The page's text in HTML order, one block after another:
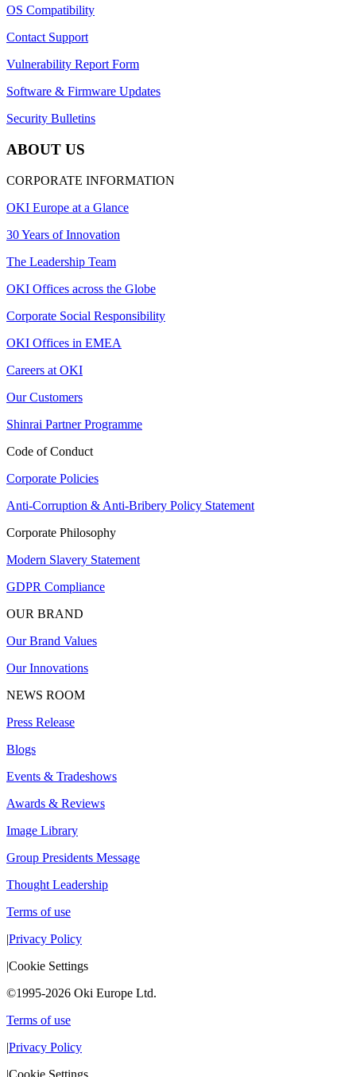
OS Compatibility
Contact Support
Vulnerability Report Form
Software & Firmware Updates
Security Bulletins
ABOUT US
CORPORATE INFORMATION
OKI Europe at a Glance
30 Years of Innovation
The Leadership Team
OKI Offices across the Globe
Corporate Social Responsibility
OKI Offices in EMEA
Careers at OKI
Our Customers
Shinrai Partner Programme
Code of Conduct
Corporate Policies
Anti-Corruption & Anti-Bribery Policy Statement
Corporate Philosophy
Modern Slavery Statement
GDPR Compliance
OUR BRAND
Our Brand Values
Our Innovations
NEWS ROOM
Press Release
Blogs
Events & Tradeshows
Awards & Reviews
Image Library
Group Presidents Message
Thought Leadership
Terms of use
|Privacy Policy
|Cookie Settings
©1995-2026 Oki Europe Ltd.
Terms of use
|Privacy Policy
|Cookie Settings